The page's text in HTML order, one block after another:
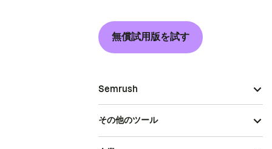
無償試用版を試す
Semrush
その他のツール